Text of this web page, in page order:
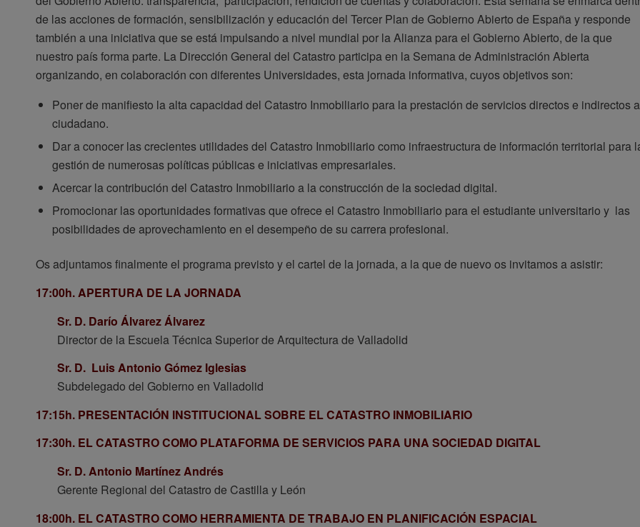
de las acciones de formación, sensibilización y educación del Tercer Plan de Gobierno Abierto de España y responde
también a una iniciativa que se está impulsando a nivel mundial por la Alianza para el Gobierno Abierto, de la que
nuestro país forma parte. La Dirección General del Catastro participa en la Semana de Administración Abierta
organizando, en colaboración con diferentes Universidades, esta jornada informativa, cuyos objetivos son:
Poner de manifiesto la alta capacidad del Catastro Inmobiliario para la prestación de servicios directos e indirectos
ciudadano.
Dar a conocer las crecientes utilidades del Catastro Inmobiliario como infraestructura de información territorial para
gestión de numerosas políticas públicas e iniciativas empresariales.
Acercar la contribución del Catastro Inmobiliario a la construcción de la sociedad digital.
Promocionar las oportunidades formativas que ofrece el Catastro Inmobiliario para el estudiante universitario y las
posibilidades de aprovechamiento en el desempeño de su carrera profesional.
Os adjuntamos finalmente el programa previsto y el cartel de la jornada, a la que de nuevo os invitamos a asistir:
17:00h.APERTURA DE LA JORNADA
Sr. D. Darío Álvarez Álvarez
Director de la Escuela Técnica Superior de Arquitectura de Valladolid
Sr. D. Luis Antonio Gómez Iglesias
Subdelegado del Gobierno en Valladolid
17:15h. PRESENTACIÓN INSTITUCIONAL SOBRE EL CATASTRO INMOBILIARIO
17:30h. EL CATASTRO COMO PLATAFORMA DE SERVICIOS PARA UNA SOCIEDAD DIGITAL
Sr. D. Antonio Martínez Andrés
Gerente Regional del Catastro de Castilla y León
18:00h. EL CATASTRO COMO HERRAMIENTA DE TRABAJO EN PLANIFICACIÓN ESPACIAL